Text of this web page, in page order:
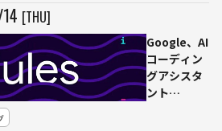
手
SIer2
社の
14 [THU]
Google、AI
コーディン
グアシスタ
ント